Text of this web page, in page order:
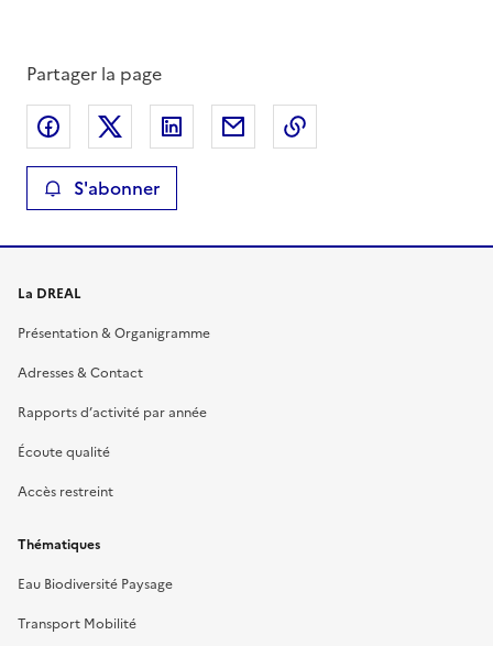
Partager la page
Partager sur Facebook
Partager sur XPartager sur LinkedIn
Partager par email
S'abonner
La DREAL
Présentation & Organigramme
Adresses & Contact
Rapports d’activité par année
Écoute qualité
Accès restreint
Thématiques
Eau Biodiversité Paysage
Transport Mobilité